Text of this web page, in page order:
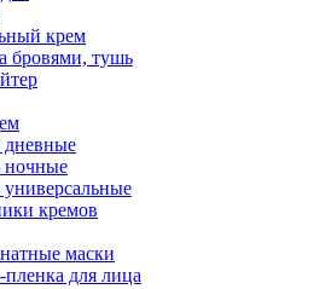
крем
бровями, тушь
дневные
ночные
кремов
маски
для лица